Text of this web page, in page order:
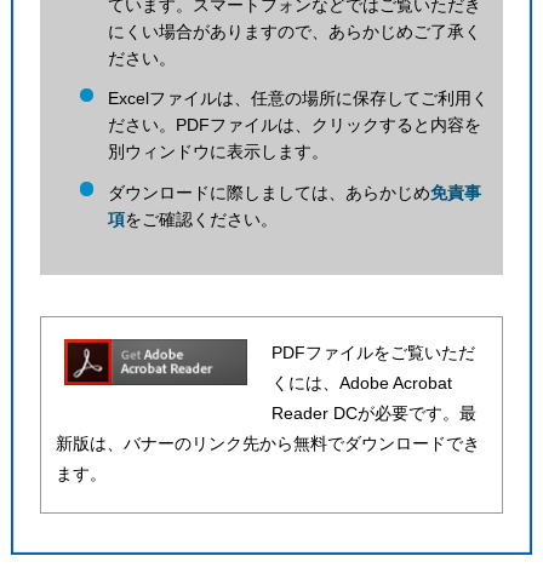
ています。スマートフォンなどではご覧いただき
にくい場合がありますので、あらかじめご了承く
ださい。
Excelファイルは、任意の場所に保存してご利用く
ださい。PDFファイルは、クリックすると内容を
別ウィンドウに表示します。
ダウンロードに際しましては、あらかじめ免責事
項をご確認ください。
PDFファイルをご覧いただ
くには、Adobe Acrobat
Reader DCが必要です。最
新版は、バナーのリンク先から無料でダウンロードでき
ます。